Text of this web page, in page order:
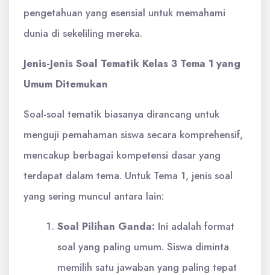
pengetahuan yang esensial untuk memahami
dunia di sekeliling mereka.
Jenis-Jenis Soal Tematik Kelas 3 Tema 1 yang
Umum Ditemukan
Soal-soal tematik biasanya dirancang untuk
menguji pemahaman siswa secara komprehensif,
mencakup berbagai kompetensi dasar yang
terdapat dalam tema. Untuk Tema 1, jenis soal
yang sering muncul antara lain:
Soal Pilihan Ganda: Ini adalah format
soal yang paling umum. Siswa diminta
memilih satu jawaban yang paling tepat